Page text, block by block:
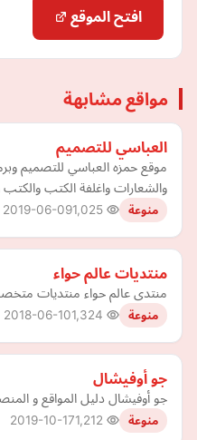
افتح الموقع
مواقع مشابهة
العباسي للتصميم
موقع حمزه العباسي للتصميم
والشعارات واغلفة الكتب والكتب
منوعة 2019-06-09
منتديات عالم حواء
منتدى عالم حواء منتديات
منوعة 2018-06-10
جو أوفيشال
جو أوفيشال دليل المواقع و
منوعة 2019-10-17